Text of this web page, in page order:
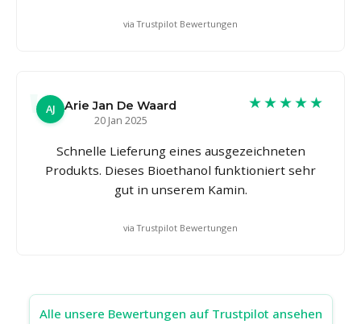
via Trustpilot Bewertungen
AJ
Arie Jan De Waard
20 Jan 2025
★★★★★
Schnelle Lieferung eines ausgezeichneten
Produkts. Dieses Bioethanol funktioniert sehr
gut in unserem Kamin.
via Trustpilot Bewertungen
Alle unsere Bewertungen auf Trustpilot ansehen